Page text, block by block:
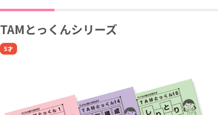
TAMとっくんシリーズ
5才